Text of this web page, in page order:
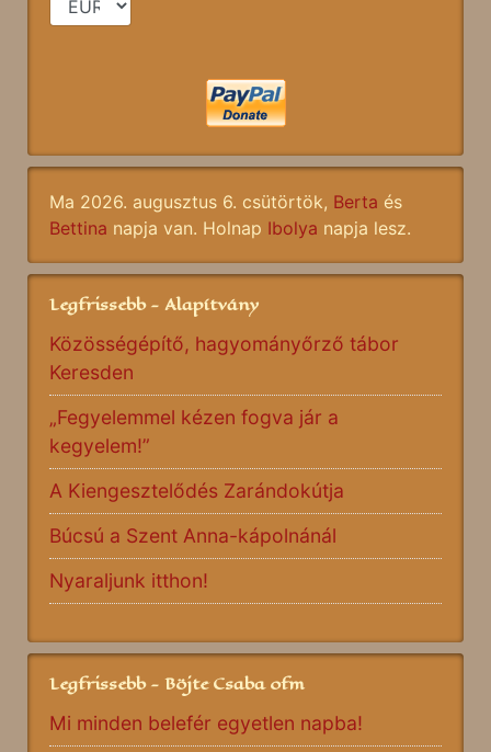
Ma 2026. augusztus 6. csütörtök, Berta és
Bettina napja van. Holnap Ibolya napja lesz.
Legfrissebb - Alapítvány
Közösségépítő, hagyományőrző tábor
Keresden
„Fegyelemmel kézen fogva jár a
kegyelem!”
A Kiengesztelődés Zarándokútja
Búcsú a Szent Anna-kápolnánál
Nyaraljunk itthon!
Legfrissebb - Böjte Csaba ofm
Mi minden belefér egyetlen napba!